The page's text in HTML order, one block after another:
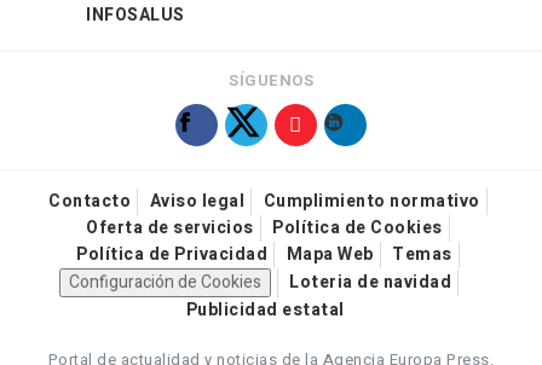
INFOSALUS
SÍGUENOS
Contacto Aviso legal
Cumplimiento normativo
Oferta de servicios
Política de Cookies
Política de Privacidad
Mapa Web
Temas
Configuración de Cookies
Loteria de navidad
Publicidad estatal
Portal de actualidad y noticias de la Agencia Europa Press.